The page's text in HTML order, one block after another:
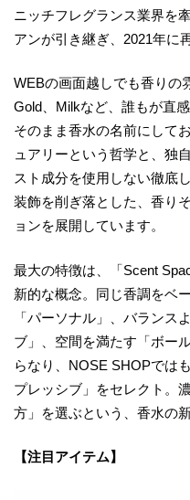
ニッチフレグランス業界を
アンが引き継ぎ、2021年に
WEBの画面越しでも香りの
Gold、Milkなど、誰もが直
そのまま香水の名前にして
ュアリーという哲学と、独
スト成分を使用しない徹底
装飾を削ぎ落とした、香り
ョンを展開しています。
最大の特徴は、「Scent
新的な概念。同じ香調をベ
「パーソナル」、バランス
ブ」、空間を満たす「ボー
らなり、NOSE SHOPでは
プレッシブ」をセレクト。
方」を選ぶという、香水の
【注目アイテム】